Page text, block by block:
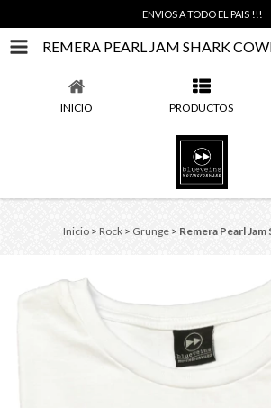
ENVIOS A TODO EL PAIS !!!
REMERA PEARL JAM SHARK
INICIO PRODUCTOS
Inicio > Rock > Grunge > Remera Pearl